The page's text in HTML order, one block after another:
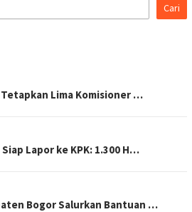
Cari
Lima Komisioner …
Lapor ke KPK: 1.300 H…
Bogor Salurkan Bantuan …